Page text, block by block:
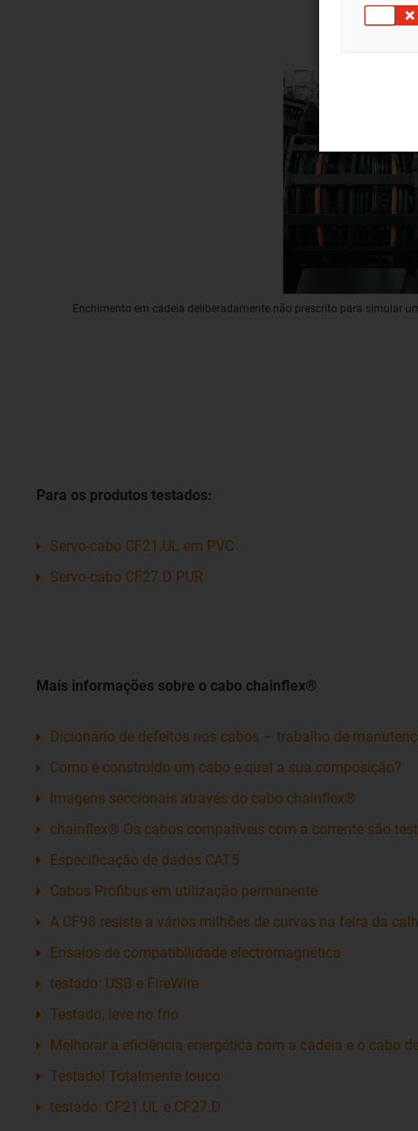
Enchimento em cadeia deliberadamente não prescrito para simular
Para os produtos testados:
Servo-cabo CF21.UL em PVC
Servo-cabo CF27.D PUR
Mais informações sobre o cabo chainflex®
Dicionário de defeitos nos cabos – trabalho de
Como é construído um cabo e qual a sua composição?
Imagens seccionais através do cabo chainflex®
chainflex® Os cabos compatíveis com a corrente são
Especificação de dados CAT5
Cabos Profibus em utilização permanente
A CF98 resiste a vários milhões de curvas na feira da
Ensaios de compatibilidade electromagnética
testado: USB e FireWire
Testado, leve no frio
Melhorar a eficiência energética com a cadeia e o cabo
Testado! Totalmente louco
testado: CF21.UL e CF27.D